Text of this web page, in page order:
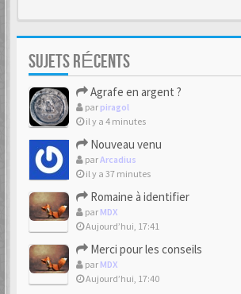
SUJETS RÉCENTS
Agrafe en argent ?
par piragol
il y a 4 minutes
Nouveau venu
parArcadius
il y a 37 minutes
Romaine à identifier
par MDX
Aujourd’hui, 17:41
Merci pour les conseils
par MDX
Aujourd’hui, 17:40